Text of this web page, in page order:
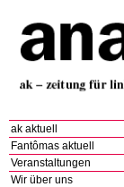
ak aktuell
Fantômas aktuell
Veranstaltungen
Wir über uns